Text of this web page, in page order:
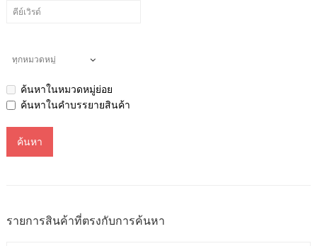
ค้นหาในหมวดหมู่ย่อย
ค้นหาในคำบรรยายสินค้า
รายการสินค้าที่ตรงกับการค้นหา